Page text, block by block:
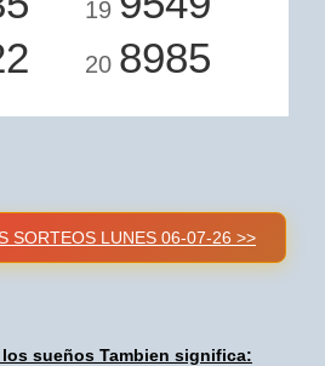
19
20 8985
SORTEOS LUNES 06-07-26 >>
los sueños Tambien significa: